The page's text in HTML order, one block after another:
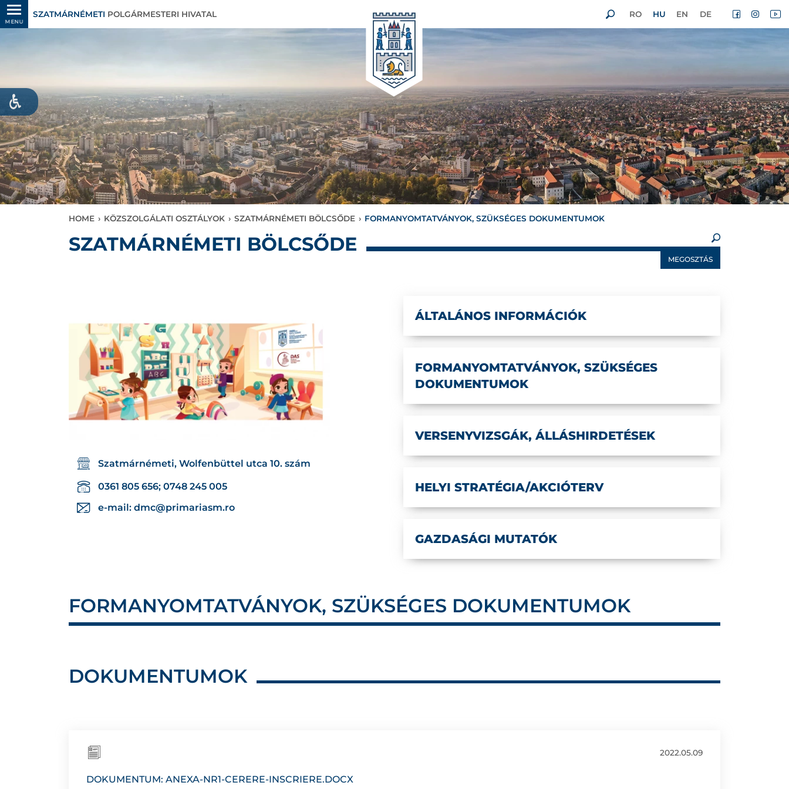
MENU
SZATMÁRNÉMETI POLGÁRMESTERI HIVATAL RO HU EN DE
HOME › KÖZSZOLGÁLATI OSZTÁLYOK › SZATMÁRNÉMETI BÖLCSŐDE › FORMANYOMTATVÁNYOK, SZÜKSÉGES DOKUMENTUMOK
SZATMÁRNÉMETI BÖLCSŐDE
MEGOSZTÁS
Szatmárnémeti, Wolfenbüttel utca 10. szám
0361 805 656; 0748 245 005
e-mail: dmc@primariasm.ro
ÁLTALÁNOS INFORMÁCIÓK
FORMANYOMTATVÁNYOK, SZÜKSÉGES
DOKUMENTUMOK
VERSENYVIZSGÁK, ÁLLÁSHIRDETÉSEK
HELYI STRATÉGIA/AKCIÓTERV
GAZDASÁGI MUTATÓK
FORMANYOMTATVÁNYOK, SZÜKSÉGES DOKUMENTUMOK
DOKUMENTUMOK
2022.05.09
DOKUMENTUM: ANEXA-NR1-CERERE-INSCRIERE.DOCX